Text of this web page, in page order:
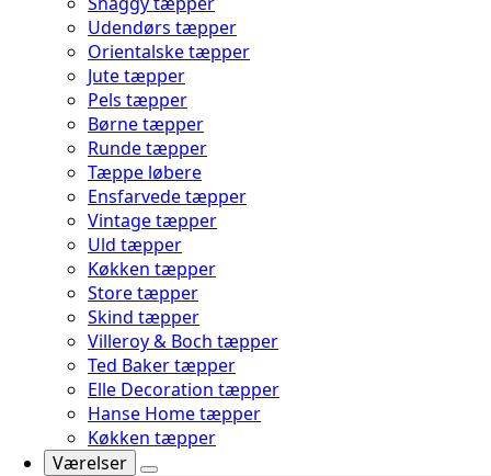
Udendørs tæpper
Orientalske tæpper
Jute tæpper
Pels tæpper
Børne tæpper
Runde tæpper
Tæppe løbere
Ensfarvede tæpper
Vintage tæpper
Uld tæpper
Køkken tæpper
Store tæpper
Skind tæpper
Villeroy & Boch tæpper
Ted Baker tæpper
Elle Decoration tæpper
Hanse Home tæpper
Køkken tæpper
Værelser